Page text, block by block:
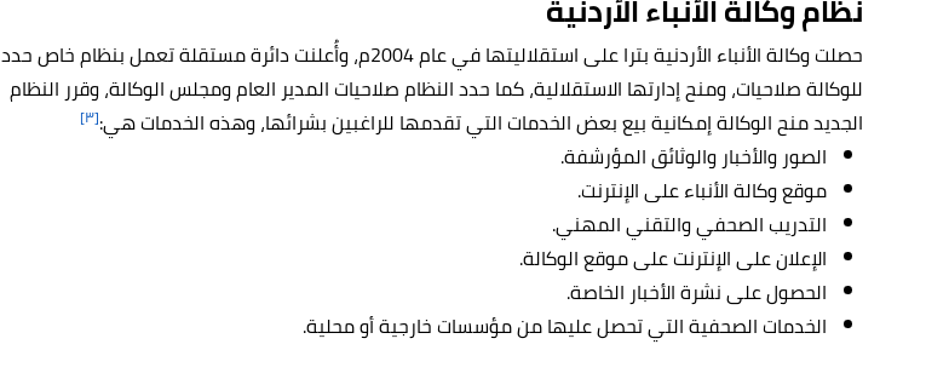
نظام وكالة الأنباء الأردنية
حصلت وكالة الأنباء الأردنية بترا على استقلاليتها في عام 2004م، وأُعلنت دائرة مستقلة تعمل بنظام خاص حدد
للوكالة صلاحيات، ومنح إدارتها الاستقلالية، كما حدد النظام صلاحيات المدير العام ومجلس الوكالة، وقرر النظام
الجديد منح الوكالة إمكانية بيع بعض الخدمات التي تقدمها للراغبين بشرائها، وهذه الخدمات هي:[٣]
الصور والأخبار والوثائق المؤرشفة.
موقع وكالة الأنباء على الإنترنت.
التدريب الصحفي والتقني المهني.
الإعلان على الإنترنت على موقع الوكالة.
الحصول على نشرة الأخبار الخاصة.
الخدمات الصحفية التي تحصل عليها من مؤسسات خارجية أو محلية.